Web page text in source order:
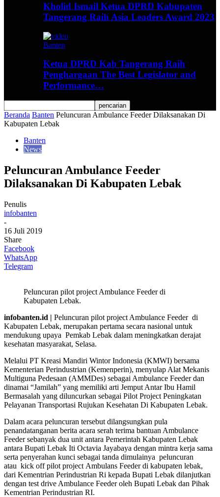
Kholid Ismail Ketua DPRD Kabupaten
Tangerang Raih Asia Leaders Award 2023
Banten
Ketua DPRD Kab Tangerang Raih
Penghargaan The Best Legislator and
Performance…
Beranda Banten Peluncuran Ambulance Feeder Dilaksanakan Di
Kabupaten Lebak
Banten
News
Peluncuran Ambulance Feeder
Dilaksanakan Di Kabupaten Lebak
Penulis
infobanten
-
16 Juli 2019
Share
Facebook
WhatsApp
Telegram
Peluncuran pilot project Ambulance Feeder di
Kabupaten Lebak.
infobanten.id | Peluncuran pilot project Ambulance Feeder di
Kabupaten Lebak, merupakan pertama secara nasional untuk
mendukung upaya Pemkab Lebak dalam meningkatkan derajat
kesehatan masyarakat, Selasa.
Melalui PT Kreasi Mandiri Wintor Indonesia (KMWI) bersama
Kementerian Perindustrian (Kemenperin), menyulap Alat Mekanis
Multiguna Pedesaan (AMMDes) sebagai Ambulance Feeder dan
dinamai “Jamilah” yang memiliki arti Jemput Antar Ibu Hamil
Bermasalah yang diluncurkan sebagai Pilot Project Peningkatan
Pelayanan Transportasi Rujukan Kesehatan Di Kabupaten Lebak.
Dalam acara peluncuran tersebut dilangsungkan pula
penandatanganan berita acara serah terima bantuan Ambulance
Feeder sebanyak dua unit antara Pemerintah Kabupaten Lebak
antara Bupati Lebak Iti Octavia Jayabaya dengan mintra kerja sama
serta penyerahan kunci sebagai tanda dimulainya peluncuran
atau kick off pilot project Ambulans Feeder di kabupaten lebak,
dari Kementrian Perindustrian Ri kepada Bupati Lebak dilanjutkan
dengan test drive Ambulance Feeder oleh Bupati Lebak dan Pihak
Kementrian Perindustrian RI.